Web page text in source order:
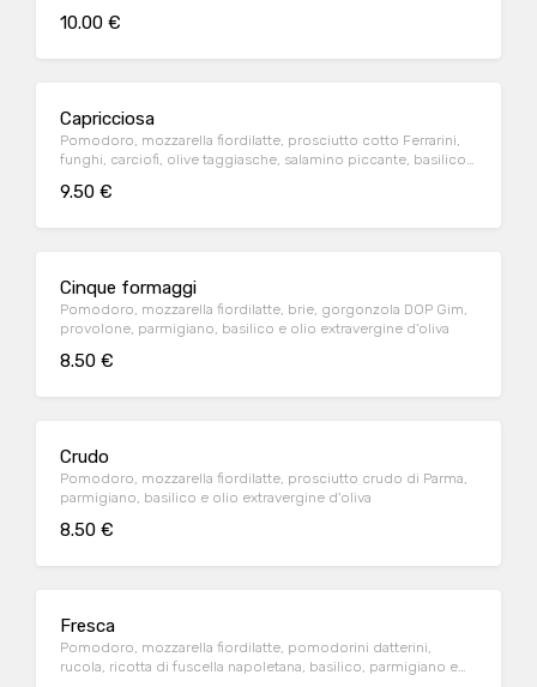
10.00 €
Capricciosa
Pomodoro, mozzarella fiordilatte, prosciutto cotto Ferrarini,
funghi, carciofi, olive taggiasche, salamino piccante, basilico,
9.50 €
Cinque formaggi
Pomodoro, mozzarella fiordilatte, brie, gorgonzola DOP Gim,
provolone, parmigiano, basilico e olio extravergine d'oliva
8.50 €
Crudo
Pomodoro, mozzarella fiordilatte, prosciutto crudo di Parma,
parmigiano, basilico e olio extravergine d'oliva
8.50 €
Fresca
Pomodoro, mozzarella fiordilatte, pomodorini datterini,
rucola, ricotta di fuscella napoletana, basilico, parmigiano e